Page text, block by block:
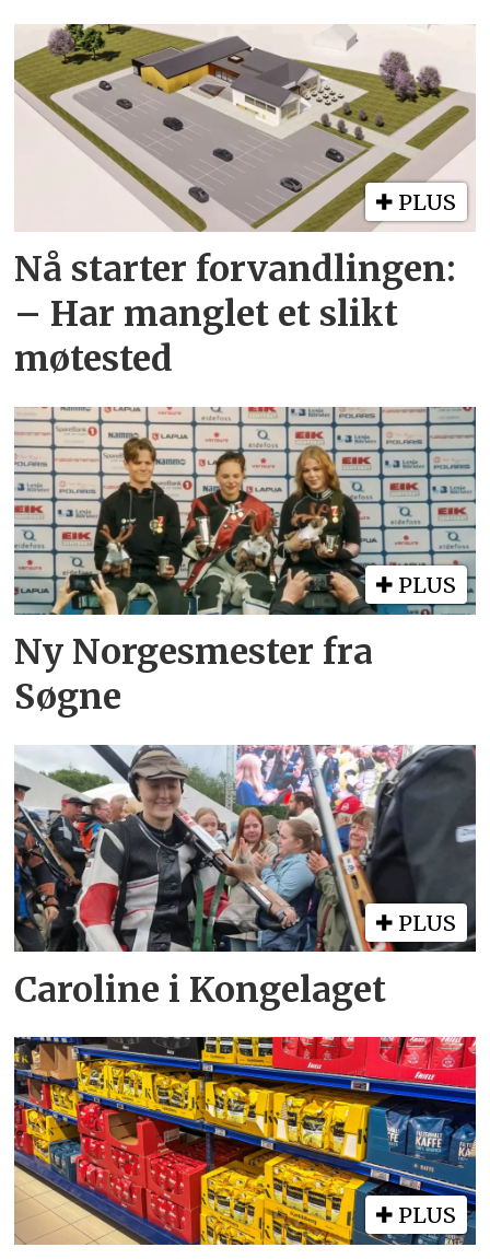
PLUS
Nå starter forvandlingen:
– Har manglet et slikt
møtested
PLUS
Ny Norgesmester fra
Søgne
PLUS
Caroline i Kongelaget
PLUS